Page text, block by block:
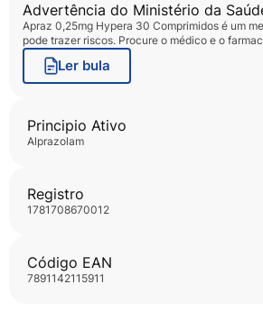
Advertência do Ministério da
Apraz 0,25mg Hypera 30 Comprimidos é um
pode trazer riscos. Procure o médico e o
Ler bula
Principio Ativo
alprazolam
Registro
1781708670012
Código EAN
7891142115911